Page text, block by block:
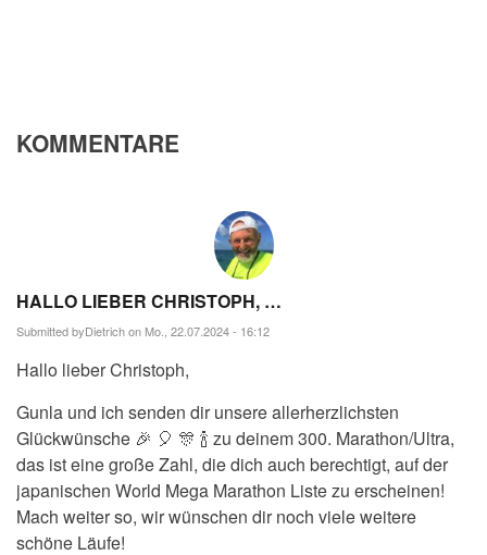
KOMMENTARE
HALLO LIEBER CHRISTOPH, …
Submitted byDietrichon Mo., 22.07.2024 - 16:12
Hallo lieber Christoph,
Gunla und ich senden dir unsere allerherzlichsten
Glückwünsche 🎉 🎈 🎊 🍾 zu deinem 300. Marathon/Ultra,
das ist eine große Zahl, die dich auch berechtigt, auf der
japanischen World Mega Marathon Liste zu erscheinen!
Mach weiter so, wir wünschen dir noch viele weitere
schöne Läufe!